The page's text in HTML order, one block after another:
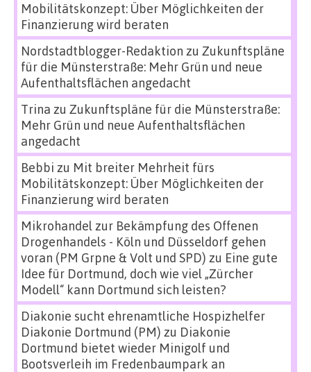
Mobilitätskonzept: Über Möglichkeiten der
Finanzierung wird beraten
Nordstadtblogger-Redaktion zu Zukunftspläne
für die Münsterstraße: Mehr Grün und neue
Aufenthaltsflächen angedacht
Trina zu Zukunftspläne für die Münsterstraße:
Mehr Grün und neue Aufenthaltsflächen
angedacht
Bebbi zu Mit breiter Mehrheit fürs
Mobilitätskonzept: Über Möglichkeiten der
Finanzierung wird beraten
Mikrohandel zur Bekämpfung des Offenen
Drogenhandels - Köln und Düsseldorf gehen
voran (PM Grpne & Volt und SPD) zu Eine gute
Idee für Dortmund, doch wie viel „Zürcher
Modell“ kann Dortmund sich leisten?
Diakonie sucht ehrenamtliche Hospizhelfer
Diakonie Dortmund (PM) zu Diakonie
Dortmund bietet wieder Minigolf und
Bootsverleih im Fredenbaumpark an